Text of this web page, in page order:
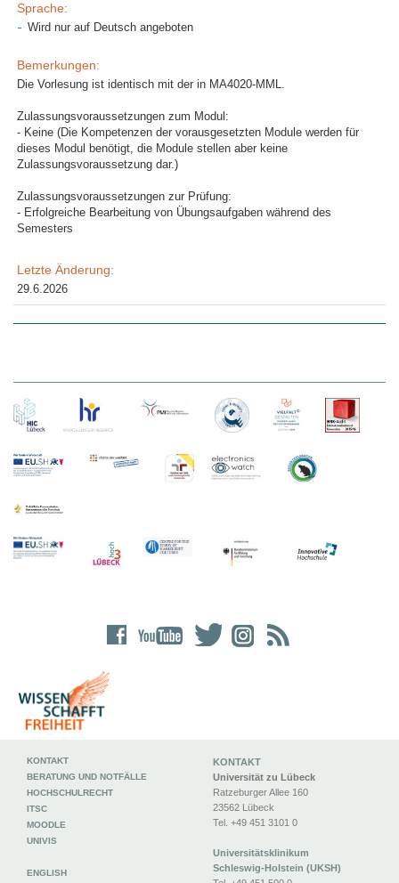
Sprache:
Wird nur auf Deutsch angeboten
Bemerkungen:
Die Vorlesung ist identisch mit der in MA4020-MML.
Zulassungsvoraussetzungen zum Modul:
- Keine (Die Kompetenzen der vorausgesetzten Module werden für
dieses Modul benötigt, die Module stellen aber keine
Zulassungsvoraussetzung dar.)
Zulassungsvoraussetzungen zur Prüfung:
- Erfolgreiche Bearbeitung von Übungsaufgaben während des
Semesters
Letzte Änderung:
29.6.2026
KONTAKT
Universität zu Lübeck
Ratzeburger Allee 160
23562 Lübeck
Tel. +49 451 3101 0
Universitätsklinikum
Schleswig-Holstein (UKSH)
KONTAKT
BERATUNG UND NOTFÄLLE
HOCHSCHULRECHT
ITSC
MOODLE
UNIVIS
ENGLISH